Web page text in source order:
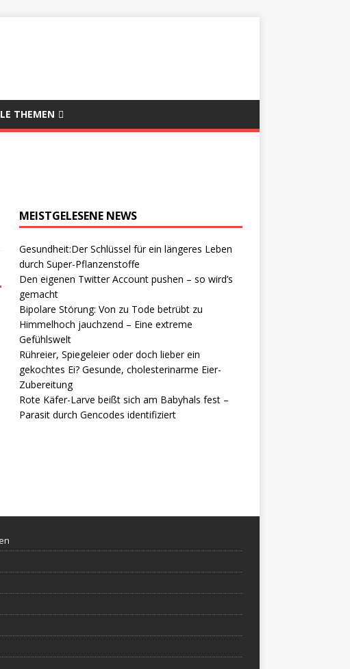
THEMEN
MEISTGELESENE NEWS
Gesundheit:Der Schlüssel für ein längeres Leben
durch Super-Pflanzenstoffe
Den eigenen Twitter Account pushen – so wird’s
gemacht
Bipolare Störung: Von zu Tode betrübt zu
Himmelhoch jauchzend – Eine extreme
Gefühlswelt
Rühreier, Spiegeleier oder doch lieber ein
gekochtes Ei? Gesunde, cholesterinarme Eier-
Zubereitung
Rote Käfer-Larve beißt sich am Babyhals fest –
Parasit durch Gencodes identifiziert